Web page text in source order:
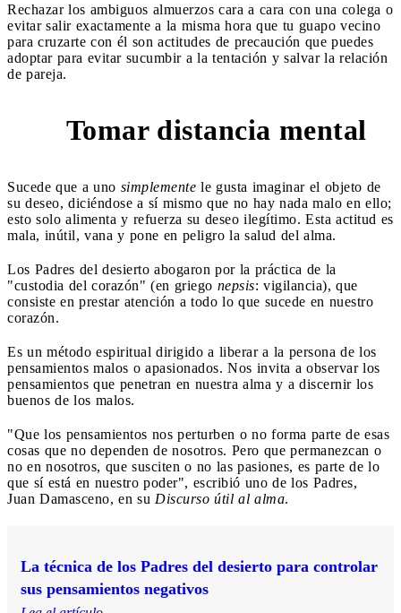
Rechazar los ambiguos almuerzos cara a cara con una colega o
evitar salir exactamente a la misma hora que tu guapo vecino
para cruzarte con él son actitudes de precaución que puedes
adoptar para evitar sucumbir a la tentación y salvar la relación
de pareja.
Tomar distancia mental
Sucede que a uno simplemente le gusta imaginar el objeto de
su deseo, diciéndose a sí mismo que no hay nada malo en ello;
esto solo alimenta y refuerza su deseo ilegítimo. Esta actitud es
mala, inútil, vana y pone en peligro la salud del alma.
Los Padres del desierto abogaron por la práctica de la
"custodia del corazón" (en griego nepsis: vigilancia), que
consiste en prestar atención a todo lo que sucede en nuestro
corazón.
Es un método espiritual dirigido a liberar a la persona de los
pensamientos malos o apasionados. Nos invita a observar los
pensamientos que penetran en nuestra alma y a discernir los
buenos de los malos.
"Que los pensamientos nos perturben o no forma parte de esas
cosas que no dependen de nosotros. Pero que permanezcan o
no en nosotros, que susciten o no las pasiones, es parte de lo
que sí está en nuestro poder", escribió uno de los Padres,
Juan Damasceno, en su Discurso útil al alma.
La técnica de los Padres del desierto para controlar
sus pensamientos negativos